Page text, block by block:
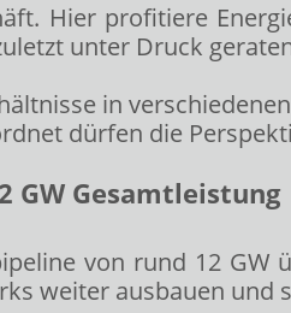
Hier profitiere
unter Druck
in
dürfen die
GW Gesamtleistung
von rund 12
weiter ausbauen